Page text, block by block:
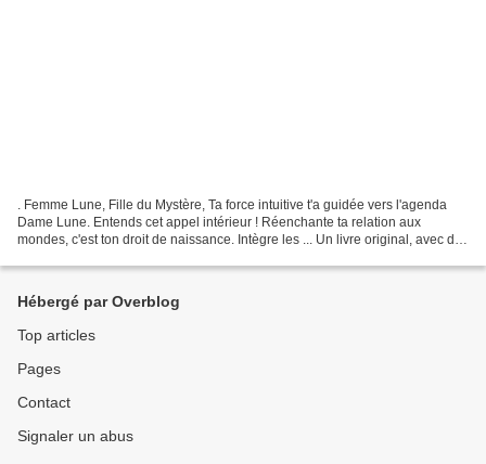
. Femme Lune, Fille du Mystère, Ta force intuitive t'a guidée vers l'agenda
Dame Lune. Entends cet appel intérieur ! Réenchante ta relation aux
mondes, c'est ton droit de naissance. Intègre les ... Un livre original, avec des
Hébergé par Overblog
Top articles
Pages
Contact
Signaler un abus